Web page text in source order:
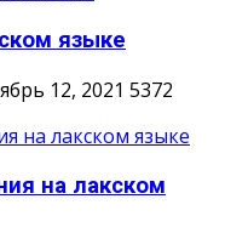
языке
12, 2021 5372
на лакском